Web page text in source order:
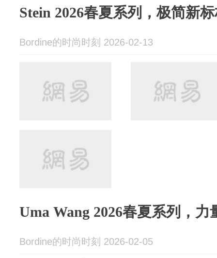
Stein 2026春夏系列，极简新
Bordine的时尚时刻 2026-02-13
Uma Wang 2026春夏系列，
Bordine的时尚时刻 2026-02-05